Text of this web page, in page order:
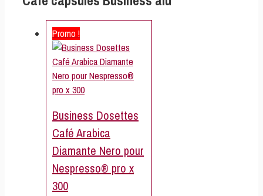
Promo !
Business Dosettes
Café Arabica
Diamante Nero pour
Nespresso® pro x
300